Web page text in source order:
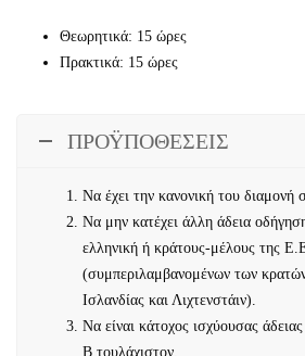
Θεωρητικά: 15 ώρες
Πρακτικά: 15 ώρες
ΠΡΟΫΠΟΘΕΣΕΙΣ
Να έχει την κανονική του διαμονή
Να μην κατέχει άλλη άδεια
ελληνική ή κράτους-μέλους της
(συμπεριλαμβανομένων των
Ισλανδίας και Λιχτενστάιν).
Να είναι κάτοχος ισχύουσας
Β τουλάχιστον.